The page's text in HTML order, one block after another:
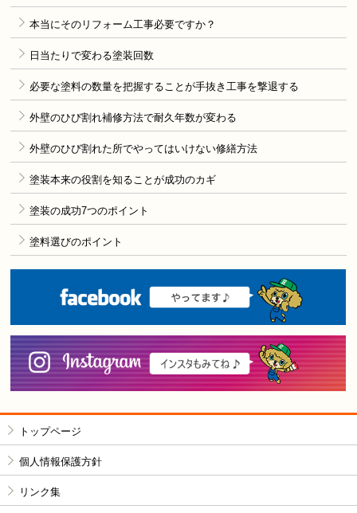
本当にそのリフォーム工事必要ですか？
日当たりで変わる塗装回数
必要な塗料の数量を把握することが手抜き工事を撃退する
外壁のひび割れ補修方法で耐久年数が変わる
外壁のひび割れた所でやってはいけない修繕方法
塗装本来の役割を知ることが成功のカギ
塗装の成功7つのポイント
塗料選びのポイント
トップページ
個人情報保護方針
リンク集